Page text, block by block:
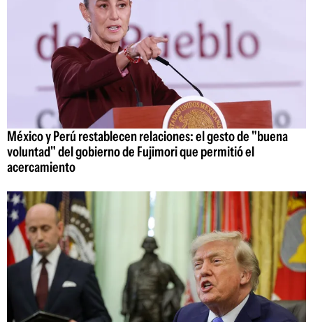
México y Perú restablecen relaciones: el gesto de "buena
voluntad" del gobierno de Fujimori que permitió el
acercamiento